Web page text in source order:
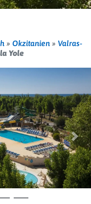
» Okzitanien » Valras-
Yole